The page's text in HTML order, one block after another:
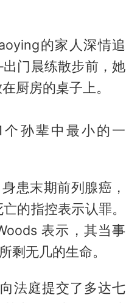
的家人深情追
门晨练散步前，她
厨房的桌子上。
个孙辈中最小的一
患末期前列腺癌，
的指控表示认罪。
表示，其当事
剩无几的生命。
法庭提交了多达七